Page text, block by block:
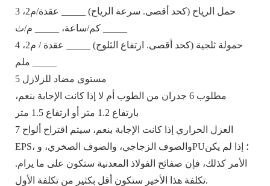
3 حمل الرياح (كحد أقصى. سرعة الرياح) _____ عقدة/م2،
_____ كم/ساعة، _____ م/ث
4 حمولة ثلجية (كحد أقصى. ارتفاع الثلوج) _____ عقدة / م2،
_____ ملم
5 مستوى مضاد للزلازل
مطلوب 6 جدران من الطوب أم لا إذا كانت الإجابة بنعم،
بارتفاع 1.2 متر أو ارتفاع 1.5 متر
7 العزل الحراري إذا كانت الإجابة بنعم، سيتم اقتراح ألواح
EPS، والصوف الزجاجي، والصوف الصخري، وPU؛ إذا لم يكن
الأمر كذلك، فإن صفائح الفولاذ المعدنية ستكون على ما يرام.
تكلفة هذا الأخير ستكون أقل بكثير من تكلفة الأول.